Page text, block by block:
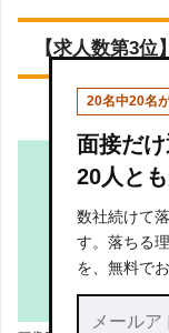
【求人数第3位
20名中20名
面接だけ
20人と
数社続けて
す。落ちる
を、無料で